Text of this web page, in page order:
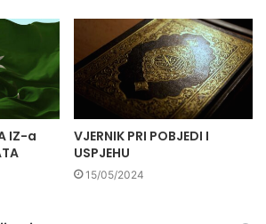
IZ-a
VJERNIK PRI POBJEDI I
USPJEHU
15/05/2024